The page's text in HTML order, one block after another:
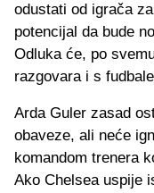
odustati od igrača
potencijal da bude
Odluka će, po
razgovara i s
Arda Guler zasad
obaveze, ali neće
komandom trenera
Ako Chelsea uspije